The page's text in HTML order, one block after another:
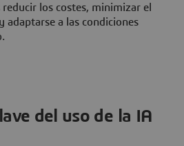
los costes, minimizar el
adaptarse a las condiciones
del uso de la IA